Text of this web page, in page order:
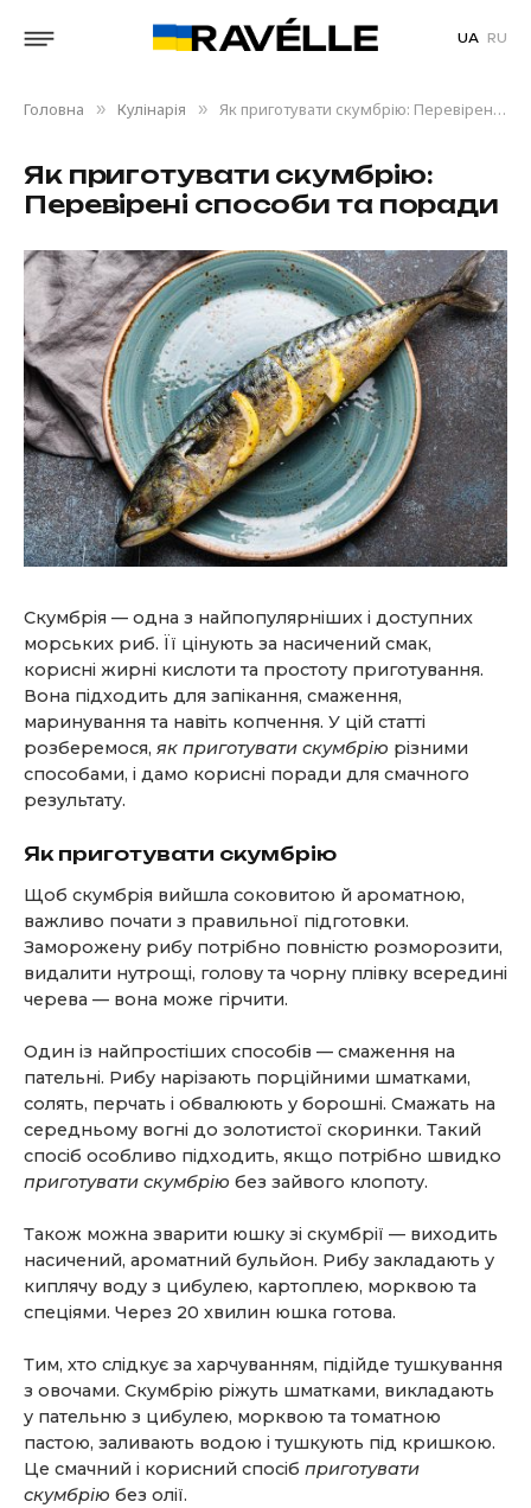
UA RU
Головна » Кулінарія » Як приготувати скумбрію: Перевірені способи та поради
Як приготувати скумбрію:
Перевірені способи та поради
Скумбрія — одна з найпопулярніших і доступних
морських риб. Її цінують за насичений смак,
корисні жирні кислоти та простоту приготування.
Вона підходить для запікання, смаження,
маринування та навіть копчення. У цій статті
розберемося, як приготувати скумбрію різними
способами, і дамо корисні поради для смачного
результату.
Як приготувати скумбрію
Щоб скумбрія вийшла соковитою й ароматною,
важливо почати з правильної підготовки.
Заморожену рибу потрібно повністю розморозити,
видалити нутрощі, голову та чорну плівку всередині
черева — вона може гірчити.
Один із найпростіших способів — смаження на
пательні. Рибу нарізають порційними шматками,
солять, перчать і обвалюють у борошні. Смажать на
середньому вогні до золотистої скоринки. Такий
спосіб особливо підходить, якщо потрібно швидко
приготувати скумбрію без зайвого клопоту.
Також можна зварити юшку зі скумбрії — виходить
насичений, ароматний бульйон. Рибу закладають у
киплячу воду з цибулею, картоплею, морквою та
спеціями. Через 20 хвилин юшка готова.
Тим, хто слідкує за харчуванням, підійде тушкування
з овочами. Скумбрію ріжуть шматками, викладають
у пательню з цибулею, морквою та томатною
пастою, заливають водою і тушкують під кришкою.
Це смачний і корисний спосіб приготувати
скумбрію без олії.